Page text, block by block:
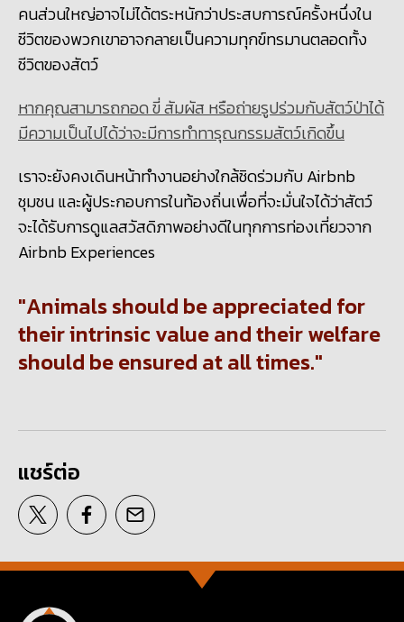
คนส่วนใหญ่อาจไม่ได้ตระหนักว่าประสบการณ์ครั้งหนึ่งใน
ชีวิตของพวกเขาอาจกลายเป็นความทุกข์ทรมานตลอดทั้ง
ชีวิตของสัตว์
หากคุณสามารถกอด ขี่ สัมผัส หรือถ่ายรูปร่วมกับสัตว์ป่าได้
มีความเป็นไปได้ว่าจะมีการทำทารุณกรรมสัตว์เกิดขึ้น
เราจะยังคงเดินหน้าทำงานอย่างใกล้ชิดร่วมกับ Airbnb
ชุมชน และผู้ประกอบการในท้องถิ่นเพื่อที่จะมั่นใจได้ว่าสัตว์
จะได้รับการดูแลสวัสดิภาพอย่างดีในทุกการท่องเที่ยวจาก
Airbnb Experiences
Animals should be appreciated for
their intrinsic value and their welfare
should be ensured at all times.
แชร์ต่อ